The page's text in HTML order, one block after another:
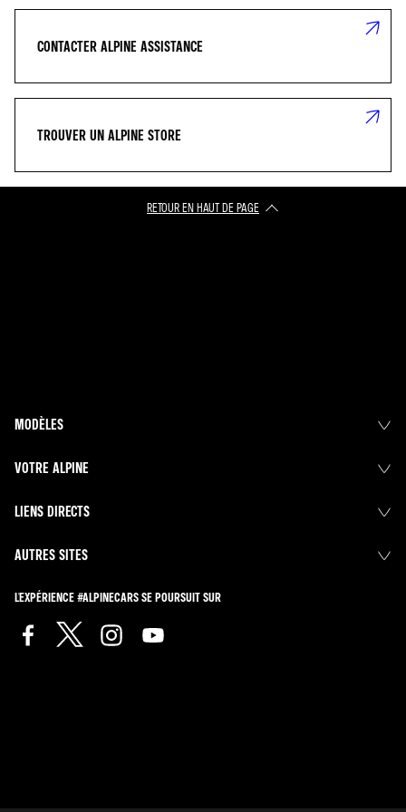
CONTACTER ALPINE ASSISTANCE
TROUVER UN ALPINE STORE
RETOUR EN HAUT DE PAGE​
MODÈLES
VOTRE ALPINE
LIENS DIRECTS
AUTRES SITES
L'EXPÉRIENCE #ALPINECARS SE POURSUIT SUR